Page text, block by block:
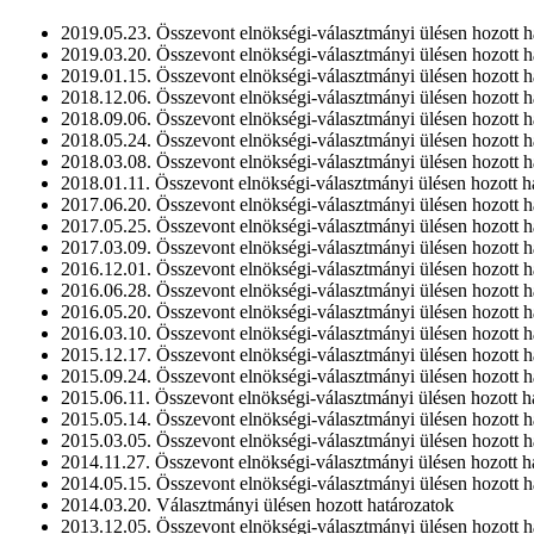
2019.05.23. Összevont elnökségi-választmányi ülésen hozott
2019.03.20. Összevont elnökségi-választmányi ülésen hozott
2019.01.15. Összevont elnökségi-választmányi ülésen hozott
2018.12.06. Összevont elnökségi-választmányi ülésen hozott
2018.09.06. Összevont elnökségi-választmányi ülésen hozott
2018.05.24. Összevont elnökségi-választmányi ülésen hozott
2018.03.08. Összevont elnökségi-választmányi ülésen hozott
2018.01.11. Összevont elnökségi-választmányi ülésen hozott
2017.06.20. Összevont elnökségi-választmányi ülésen hozott
2017.05.25. Összevont elnökségi-választmányi ülésen hozott
2017.03.09. Összevont elnökségi-választmányi ülésen hozott
2016.12.01. Összevont elnökségi-választmányi ülésen hozott
2016.06.28. Összevont elnökségi-választmányi ülésen hozott
2016.05.20. Összevont elnökségi-választmányi ülésen hozott
2016.03.10. Összevont elnökségi-választmányi ülésen hozott
2015.12.17. Összevont elnökségi-választmányi ülésen hozott
2015.09.24. Összevont elnökségi-választmányi ülésen hozott
2015.06.11. Összevont elnökségi-választmányi ülésen hozott
2015.05.14. Összevont elnökségi-választmányi ülésen hozott
2015.03.05. Összevont elnökségi-választmányi ülésen hozott
2014.11.27. Összevont elnökségi-választmányi ülésen hozott
2014.05.15. Összevont elnökségi-választmányi ülésen hozott
2014.03.20. Választmányi ülésen hozott határozatok
2013.12.05. Összevont elnökségi-választmányi ülésen hozott